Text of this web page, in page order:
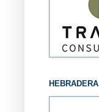
HEBRADERA